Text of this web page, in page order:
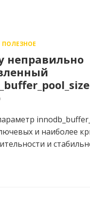
ПОЛЕЗНОЕ
неправильно
и наиболее
и